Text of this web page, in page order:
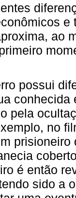
e
ao
possui
pela
no
é então
sido a